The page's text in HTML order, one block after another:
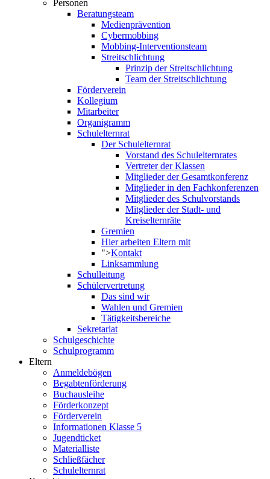
Personen
Beratungsteam
Medienprävention
Cybermobbing
Mobbing-Interventionsteam
Streitschlichtung
Prinzip der Streitschlichtung
Team der Streitschlichtung
Förderverein
Kollegium
Mitarbeiter
Organigramm
Schulelternrat
Der Schulelternrat
Vorstand des Schulelternrates
Vertreter der Klassen
Mitglieder der Gesamtkonferenz
Mitglieder in den Fachkonferenzen
Mitglieder des Schulvorstands
Mitglieder der Stadt- und
Kreiselternräte
Gremien
Hier arbeiten Eltern mit
">Kontakt
Linksammlung
Schulleitung
Schülervertretung
Das sind wir
Wahlen und Gremien
Tätigkeitsbereiche
Sekretariat
Schulgeschichte
Schulprogramm
Eltern
Anmeldebögen
Begabtenförderung
Buchausleihe
Förderkonzept
Förderverein
Informationen Klasse 5
Jugendticket
Materialliste
Schließfächer
Schulelternrat